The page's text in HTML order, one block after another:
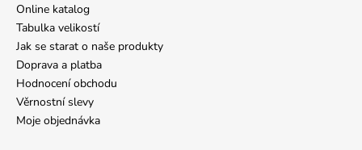
Online katalog
Tabulka velikostí
Jak se starat o naše produkty
Doprava a platba
Hodnocení obchodu
Věrnostní slevy
Moje objednávka